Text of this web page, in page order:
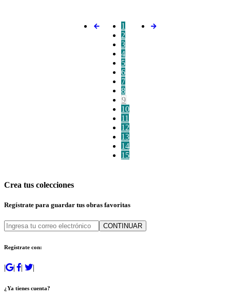
1
2
3
4
5
6
7
8
9
10
11
12
13
14
15
Crea tus colecciones
Regístrate para guardar tus obras favoritas
CONTINUAR
Regístrate con:
| | | |
¿Ya tienes cuenta?